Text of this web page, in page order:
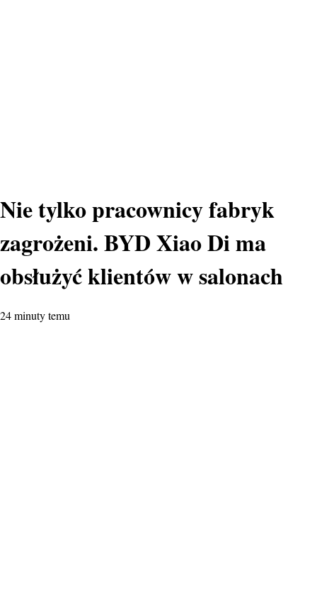
Nie tylko pracownicy fabryk
zagrożeni. BYD Xiao Di ma
obsłużyć klientów w salonach
24 minuty temu